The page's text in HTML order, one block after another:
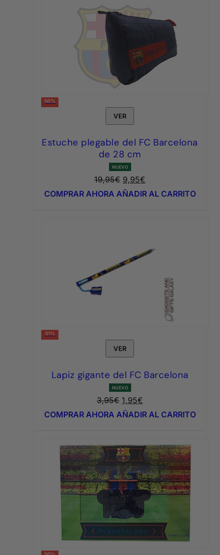
50%
VER
Estuche plegable del FC Barcelona
de 28 cm
NUEVO
19,95€ El
precio
9,95€
precio
COMPRAR AHORA AÑADIR AL CARRITO
51%
VER
Lapiz gigante del FC Barcelona
NUEVO
3,95€ El
precio
3,95€.
1,95€
precio
1,95€.
COMPRAR AHORA AÑADIR AL CARRITO